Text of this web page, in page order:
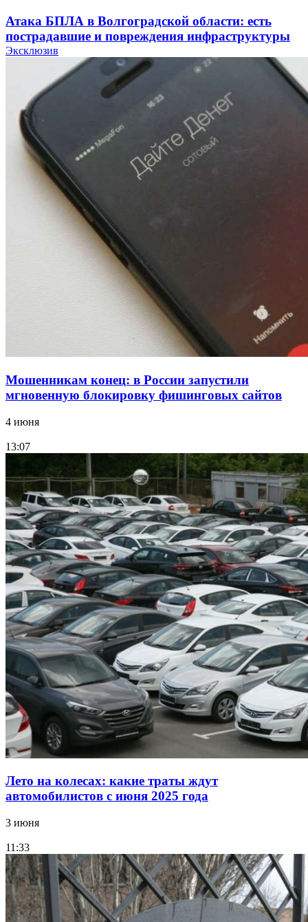
Атака БПЛА в Волгоградской области: есть
пострадавшие и повреждения инфраструктуры
Волгоградские вузы в топе зарплатного
рейтинга: ВолгГТУ и ВолгГМУ вошли в топ‑15
для химической отрасли и фармацевтики
18:39
В Красноармейском районе Волгограда стартует
конкурс на ремонт моста через Волго‑Донской
судоходный канал
Фестиваль #ТриЧетыре в Волгограде пройдёт
11–13 сентября в рамках Года единства народов
Эксклюзив
Мошенникам конец: в России запустили
мгновенную блокировку фишинговых сайтов
4 июня
13:07
Лето на колесах: какие траты ждут
автомобилистов с июня 2025 года
3 июня
11:33